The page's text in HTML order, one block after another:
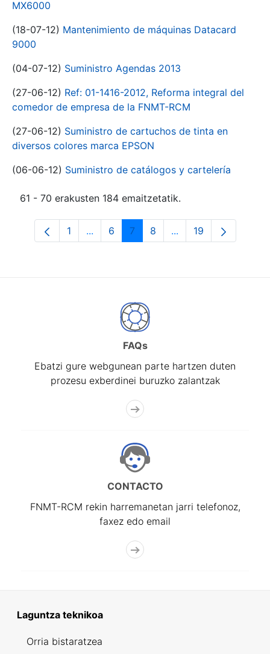
MX6000
(18-07-12) Mantenimiento de máquinas Datacard
9000
(04-07-12) Suministro Agendas 2013
(27-06-12) Ref: 01-1416-2012, Reforma integral del
comedor de empresa de la FNMT-RCM
(27-06-12) Suministro de cartuchos de tinta en
diversos colores marca EPSON
(06-06-12) Suministro de catálogos y cartelería
61 - 70 erakusten 184 emaitzetatik.
Orrialdea
1 ...Intermediate Pages Use TAB to
Orrialdea
6 Orrialdea
7 Orrialdea
8 ...Intermediate Pages
Orrialdea
19
FAQs
Ebatzi gure webgunean parte hartzen duten
prozesu exberdinei buruzko zalantzak
CONTACTO
FNMT-RCM rekin harremanetan jarri telefonoz,
faxez edo email
Laguntza teknikoa
Orria bistaratzea